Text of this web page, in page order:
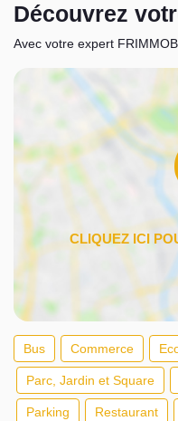
Découvrez
Avec votre expert
Bus Commerce
Parc, Jardin et Square
Parking Restaurant